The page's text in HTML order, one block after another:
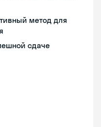
метод для
сдаче